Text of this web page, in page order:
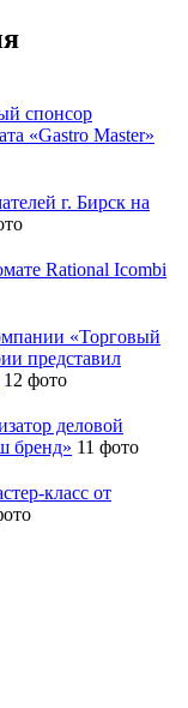
спонсор
«Gastro Master»
г. Бирск на
Rational Icombi
«Торговый
представил
12 фото
деловой
бренд» 11 фото
класс от